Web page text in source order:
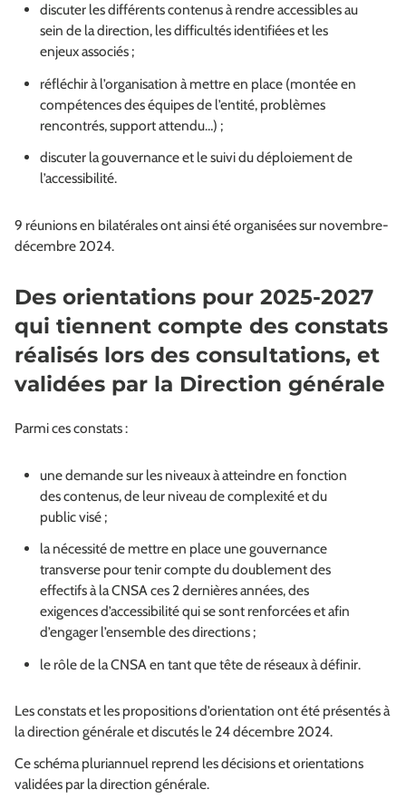
discuter les différents contenus à rendre accessibles au
sein de la direction, les difficultés identifiées et les
enjeux associés ;
réfléchir à l’organisation à mettre en place (montée en
compétences des équipes de l’entité, problèmes
rencontrés, support attendu…) ;
discuter la gouvernance et le suivi du déploiement de
l’accessibilité.
9 réunions en bilatérales ont ainsi été organisées sur novembre-
décembre 2024.
Des orientations pour 2025-2027
qui tiennent compte des constats
réalisés lors des consultations, et
validées par la Direction générale
Parmi ces constats :
une demande sur les niveaux à atteindre en fonction
des contenus, de leur niveau de complexité et du
public visé ;
la nécessité de mettre en place une gouvernance
transverse pour tenir compte du doublement des
effectifs à la CNSA ces 2 dernières années, des
exigences d’accessibilité qui se sont renforcées et afin
d’engager l’ensemble des directions ;
le rôle de la CNSA en tant que tête de réseaux à définir.
Les constats et les propositions d’orientation ont été présentés à
la direction générale et discutés le 24 décembre 2024.
Ce schéma pluriannuel reprend les décisions et orientations
validées par la direction générale.